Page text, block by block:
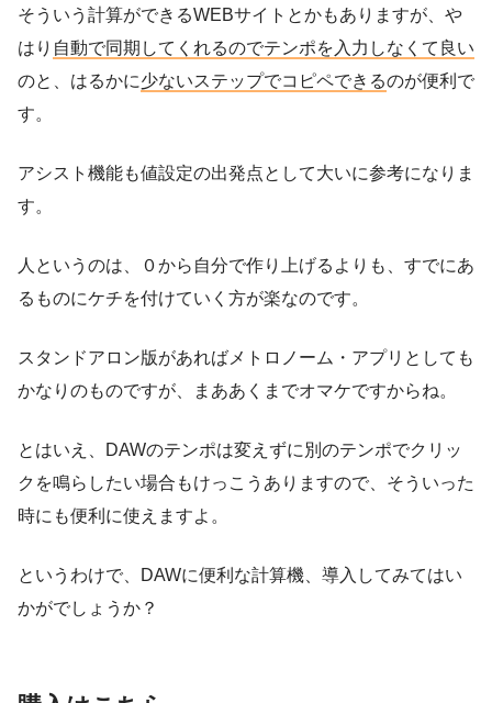
そういう計算ができるWEBサイトとかもありますが、や
はり 自動で同期してくれるのでテンポを入力しなくて良い
のと、はるかに少ないステップでコピペできるのが便利で
す。
アシスト機能も値設定の出発点として大いに参考になりま
す。
人というのは、０から自分で作り上げるよりも、すでにあ
るものにケチを付けていく方が楽なのです。
スタンドアロン版があればメトロノーム・アプリとしても
かなりのものですが、まああくまでオマケですからね。
とはいえ、DAWのテンポは変えずに別のテンポでクリッ
クを鳴らしたい場合もけっこうありますので、そういった
時にも便利に使えますよ。
というわけで、DAWに便利な計算機、導入してみてはい
かがでしょうか？